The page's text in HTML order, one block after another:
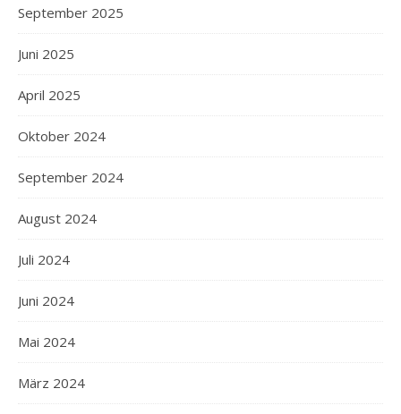
September 2025
Juni 2025
April 2025
Oktober 2024
September 2024
August 2024
Juli 2024
Juni 2024
Mai 2024
März 2024